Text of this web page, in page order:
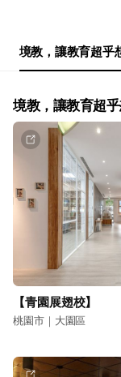
SatClosed
境教，讓教育超乎
境教，讓教育超乎
【青園展翅校】
桃園市｜大園區